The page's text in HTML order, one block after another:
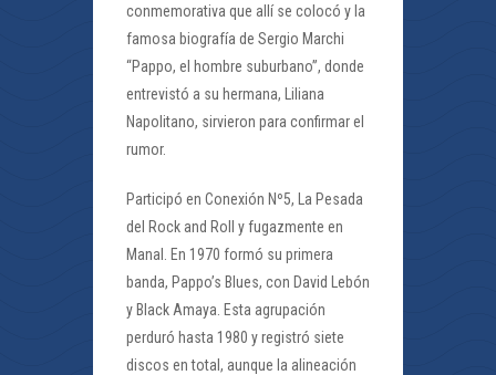
conmemorativa que allí se colocó y la
famosa biografía de Sergio Marchi
“Pappo, el hombre suburbano”, donde
entrevistó a su hermana, Liliana
Napolitano, sirvieron para confirmar el
rumor.
Participó en Conexión Nº5, La Pesada
del Rock and Roll y fugazmente en
Manal. En 1970 formó su primera
banda, Pappo’s Blues, con David Lebón
y Black Amaya. Esta agrupación
perduró hasta 1980 y registró siete
discos en total, aunque la alineación